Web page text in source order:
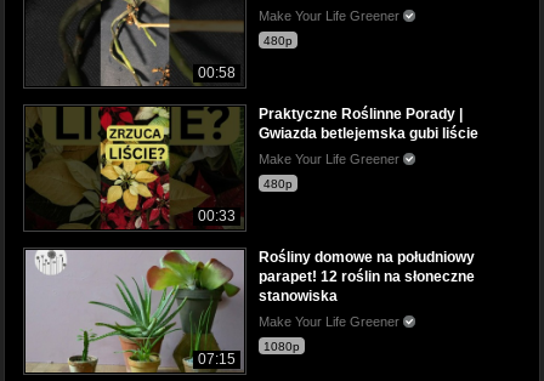
00:58
Make Your Life Greener
480p
00:33
Praktyczne Roślinne Porady |
Gwiazda betlejemska gubi liście
Make Your Life Greener
480p
07:15
Rośliny domowe na południowy
parapet! 12 roślin na słoneczne
stanowiska
Make Your Life Greener
1080p